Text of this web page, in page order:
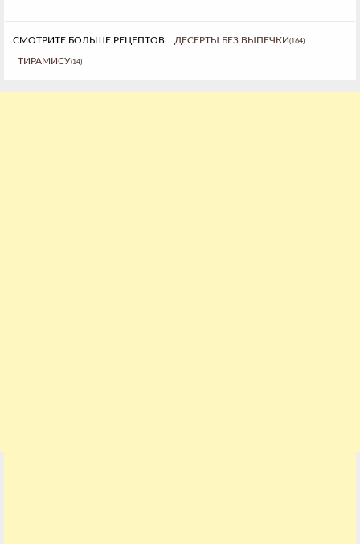
СМОТРИТЕ БОЛЬШЕ РЕЦЕПТОВ: ДЕСЕРТЫ БЕЗ ВЫПЕЧКИ(164)
ТИРАМИСУ(14)